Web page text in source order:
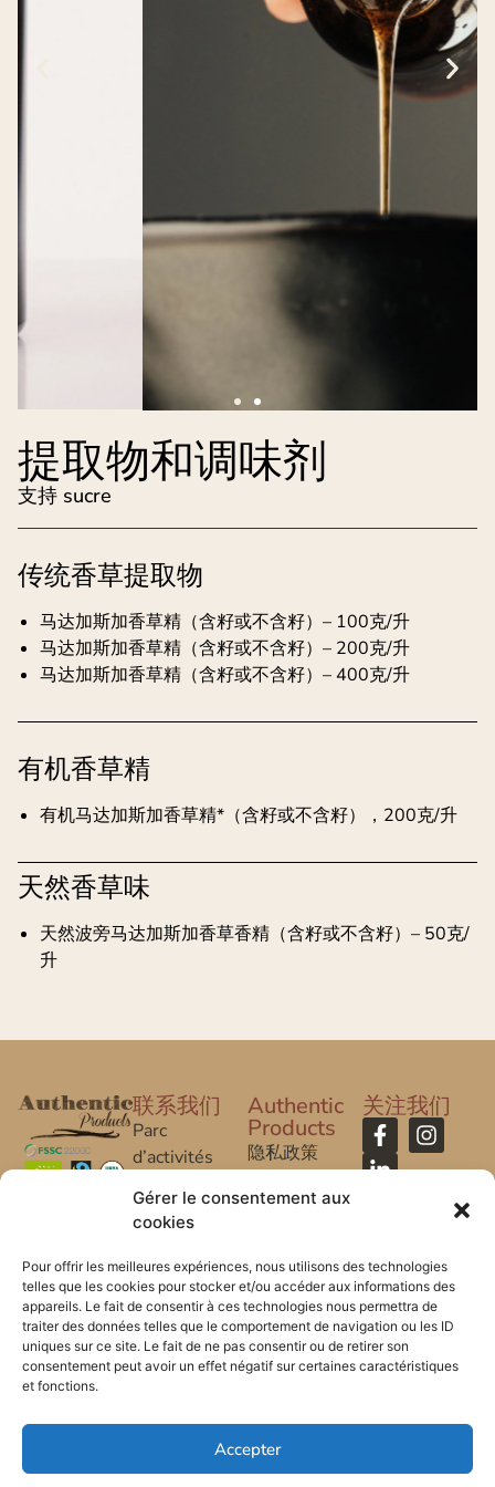
Gérer le consentement aux
cookies
Pour offrir les meilleures expériences, nous utilisons des technologies
telles que les cookies pour stocker et/ou accéder aux informations des
appareils. Le fait de consentir à ces technologies nous permettra de
traiter des données telles que le comportement de navigation ou les ID
uniques sur ce site. Le fait de ne pas consentir ou de retirer son
consentement peut avoir un effet négatif sur certaines caractéristiques
et fonctions.
Accepter
提取物和调味剂
支持 sucre
传统香草提取物
马达加斯加香草精（含籽或不含籽）– 100克/升
马达加斯加香草精（含籽或不含籽）– 200克/升
马达加斯加香草精（含籽或不含籽）– 400克/升
有机香草精
有机马达加斯加香草精*（含籽或不含籽），200克/升
天然香草味
天然波旁马达加斯加香草香精（含籽或不含籽）– 50克/
升
联系我们
Parc
d’activités
20 rue
33185 Le
Haillan –
FRANCE
*FR-BIO-01
Authentic
Products
隐私政策
法律声明
关注我们